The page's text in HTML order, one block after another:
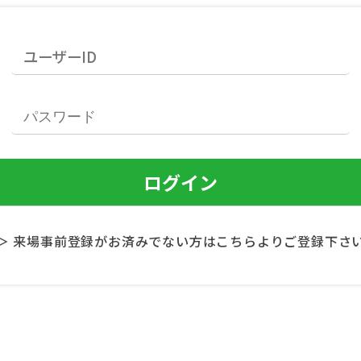
来場事前登録がお済みでない方はこちらよりご登録下さ